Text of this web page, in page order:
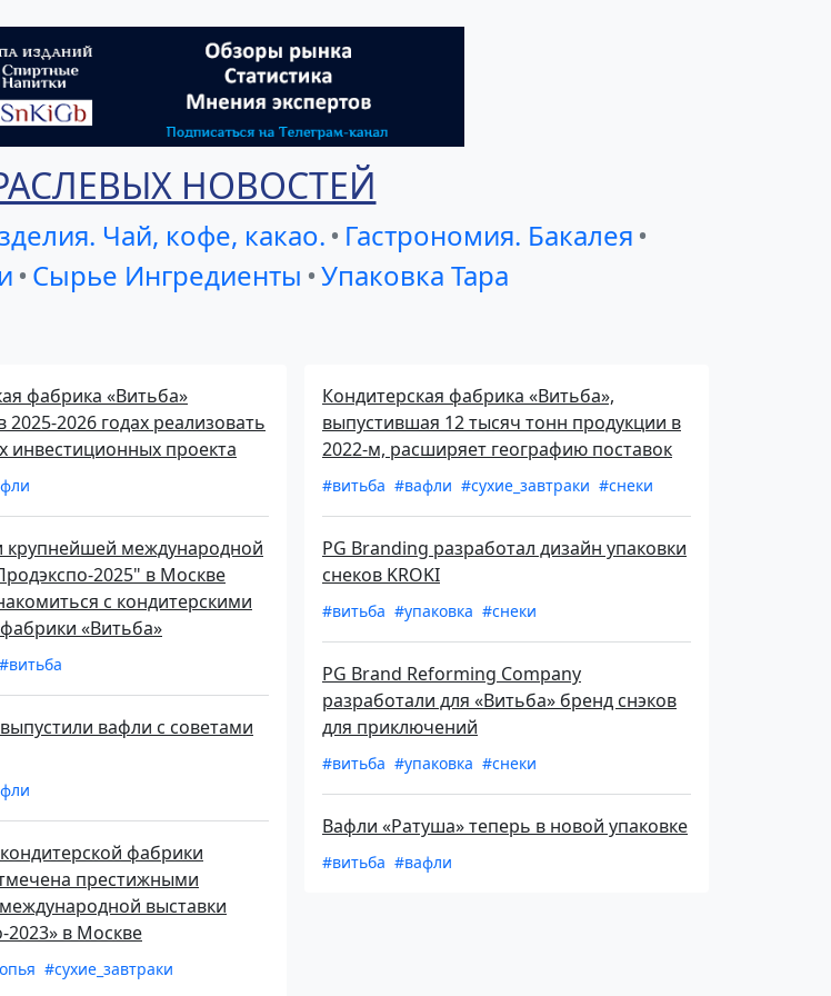
НОВОСТЕЙ
Чай, кофе, какао. • Гастрономия. Бакалея •
• Сырье Ингредиенты •Упаковка Тара
фабрика «Витьба»
2025-2026 годах реализовать
инвестиционных проекта
крупнейшей международной
2025" в Москве
с кондитерскими
«Витьба»
#витьба
вафли с советами
фабрики
престижными
выставки
2023» в Москве
#сухие_завтраки
Кондитерская фабрика «Витьба»,
выпустившая 12 тысяч тонн продукции в
2022‑м, расширяет географию поставок
#витьба #вафли #сухие_завтраки #снеки
PG Branding разработал дизайн упаковки
снеков KROKI
#витьба #упаковка #снеки
PG Brand Reforming Company
разработали для «Витьба» бренд снэков
для приключений
#витьба #упаковка #снеки
Вафли «Ратуша» теперь в новой упаковке
#витьба #вафли